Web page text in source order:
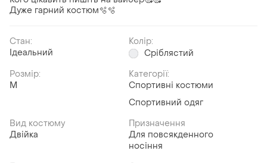
Дуже гарний костюм🫧🫧
Стан:
Ідеальний
Колір:
Сріблястий
Розмір:
M
Категорії:
Спортивні костюми
Спортивний одяг
Вид костюму
Двійка
Призначення
Для повсякденного
носіння